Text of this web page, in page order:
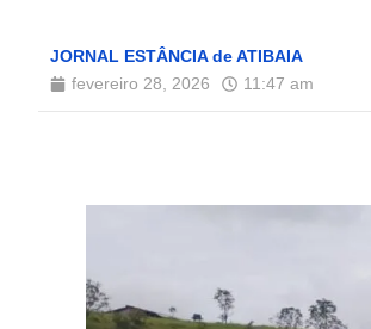
JORNAL ESTÂNCIA de ATIBAIA
fevereiro 28, 2026
11:47 am